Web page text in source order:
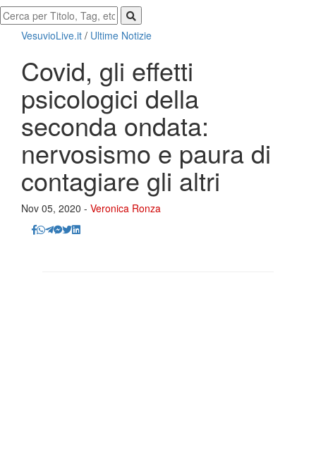
VesuvioLive.it / Ultime Notizie
Covid, gli effetti
psicologici della
seconda ondata:
nervosismo e paura di
contagiare gli altri
Nov 05, 2020 - Veronica Ronza